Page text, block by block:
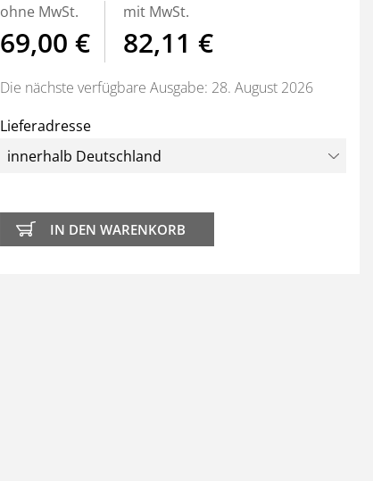
ohne MwSt.
69,00 €
mit MwSt.
82,11 €
Die nächste verfügbare Ausgabe: 28. August 2026
Lieferadresse